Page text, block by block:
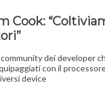
Cook:
dei developer
con il
device